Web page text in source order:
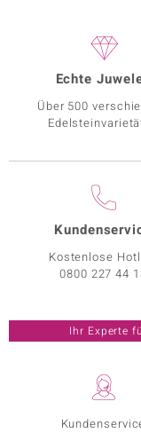
Echte
Über 500
Kostenlose
0800 227 44
Ihr Experte